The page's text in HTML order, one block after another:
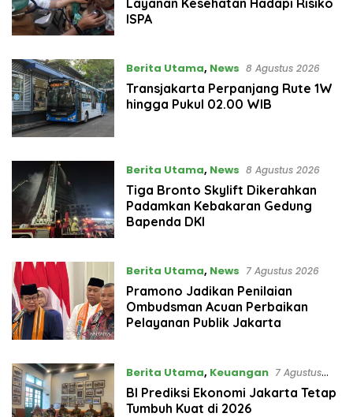
ISPA
Berita Utama, News 8 Agustus 2026
Transjakarta Perpanjang Rute 1W
hingga Pukul 02.00 WIB
Berita Utama, News 8 Agustus 2026
Tiga Bronto Skylift Dikerahkan
Padamkan Kebakaran Gedung
Bapenda DKI
Berita Utama, News 7 Agustus 2026
Pramono Jadikan Penilaian
Ombudsman Acuan Perbaikan
Pelayanan Publik Jakarta
Berita Utama, Keuangan 7 Agustus
2026
BI Prediksi Ekonomi Jakarta Tetap
Tumbuh Kuat di 2026